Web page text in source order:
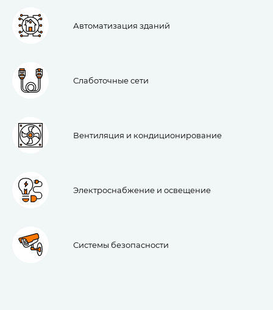
Автоматизация зданий
Слаботочные сети
Вентиляция и кондиционирование
Электроснабжение и освещение
Системы безопасности